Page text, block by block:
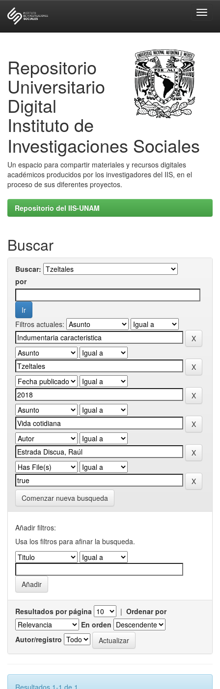
Repositorio
Universitario
Digital
Instituto de
Investigaciones Sociales
Un espacio para compartir materiales y recursos digitales
académicos producidos por los investigadores del IIS, en el
proceso de sus diferentes proyectos.
Repositorio del IIS-UNAM
Buscar
Buscar:
por
Filtros actuales:
Comenzar nueva busqueda
Añadir filtros:
Usa los filtros para afinar la busqueda.
Resultados por página | Ordenar por
En orden
Autor/registro
Resultados 1-1 de 1.